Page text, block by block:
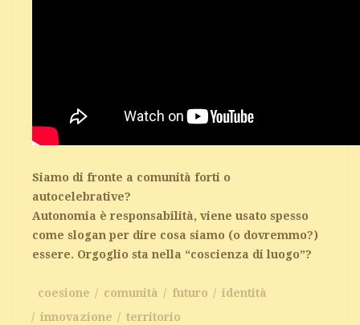
Siamo di fronte a comunità forti o
autocelebrative?
Autonomia è responsabilità, viene usato spesso
come slogan per dire cosa siamo (o dovremmo?)
essere. Orgoglio sta nella “coscienza di luogo”?
coesione comunità futuro
identità
innovazione
territorio